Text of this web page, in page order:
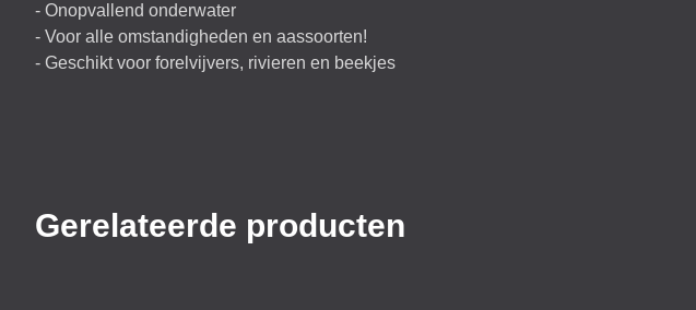
- Onopvallend onderwater
- Voor alle omstandigheden en aassoorten!
- Geschikt voor forelvijvers, rivieren en beekjes
Gerelateerde producten